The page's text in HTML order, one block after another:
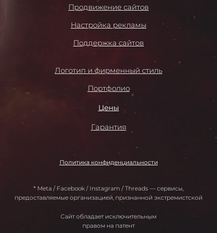
Продвижение сайтов
Настройка рекламы
Поддержка сайтов
Логотип и фирменный стиль
Портфолио
Цены
Гарантия
Политика конфиденциальности
* Meta / Facebook / Instagram / Threads — сервисы,
предоставляемые организацией, признанной экстремистской
Сайт обладает исключительным
правом на патент